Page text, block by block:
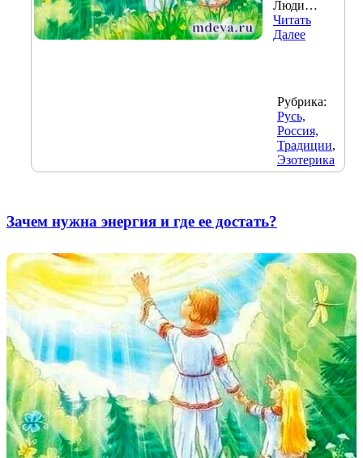
Люди…
Читать
Далее
Рубрика:
Русь,
Россия,
Традиции,
Эзотерика
Зачем нужна энергия и где ее достать?